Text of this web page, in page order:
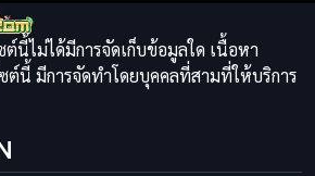
นี้ไม่ได้มีการจัดเก็บข้อมูลใด เนื้อหา
ต์นี้ มีการจัดทำโดยบุคคลที่สามที่ให้บริการ